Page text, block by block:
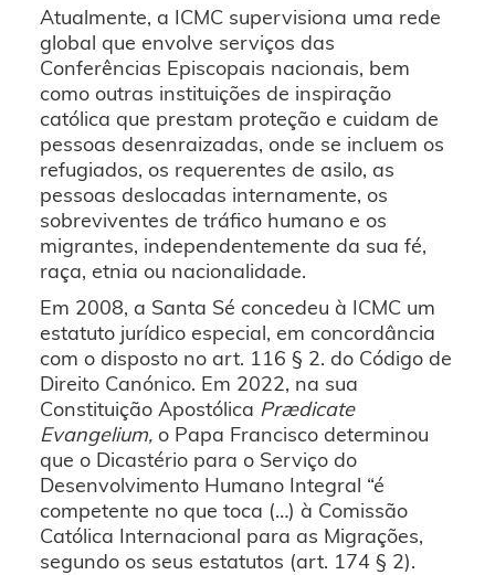
Atualmente, a ICMC supervisiona uma rede
global que envolve serviços das
Conferências Episcopais nacionais, bem
como outras instituições de inspiração
católica que prestam proteção e cuidam de
pessoas desenraizadas, onde se incluem os
refugiados, os requerentes de asilo, as
pessoas deslocadas internamente, os
sobreviventes de tráfico humano e os
migrantes, independentemente da sua fé,
raça, etnia ou nacionalidade.
Em 2008, a Santa Sé concedeu à ICMC um
estatuto jurídico especial, em concordância
com o disposto no art. 116 § 2. do Código de
Direito Canónico. Em 2022, na sua
Constituição Apostólica Prædicate
Evangelium,o Papa Francisco determinou
que o Dicastério para o Serviço do
Desenvolvimento Humano Integral “é
competente no que toca (…) à Comissão
Católica Internacional para as Migrações,
segundo os seus estatutos (art. 174 § 2).